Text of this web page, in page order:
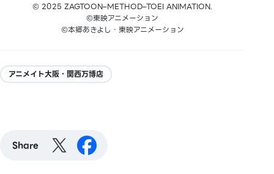
© 2025 ZAGTOON–METHOD–TOEI ANIMATION.
©東映アニメーション
©本郷あきよし・東映アニメーション
アニメイト大阪・関西万博店
Share